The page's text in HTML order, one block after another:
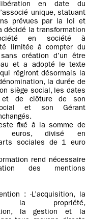
en date du
unique, statuant
prévues par la loi et
décidé la transformation
en société à
limitée à compter du
création d’un être
et a adopté le texte
régiront désormais la
la durée de
siège social, les dates
et de clôture de son
et son Gérant
fixé à la somme de
euros, divisé en
sociales de 1 euro
rend nécessaire
des mentions
: -L’acquisition, la
la propriété,
la gestion et la